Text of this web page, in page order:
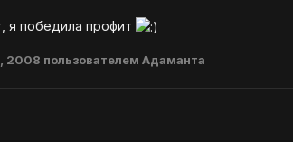
я победила профит
2008 пользователем Адаманта